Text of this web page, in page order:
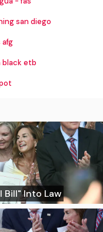
san diego
afg
etb
Bill" Into Law